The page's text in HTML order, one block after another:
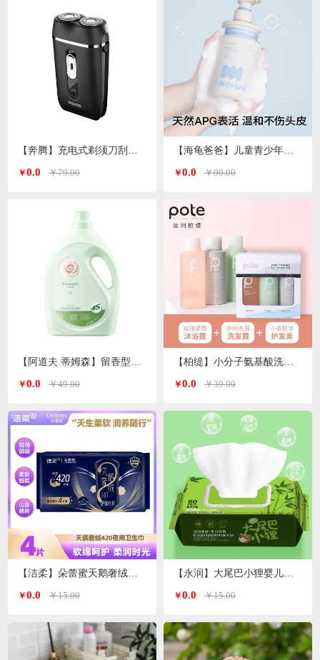
【奔腾】充电式剃须刀刮胡刀PQ8602
￥0.0 ￥79.00
￥0.0 ￥49.00
￥0.0 ￥15.00
【海龟爸爸】儿童青少年沐浴露/洗发水500ml/瓶
￥0.0 ￥99.00
￥0.0 ￥39.00
￥0.0 ￥15.00